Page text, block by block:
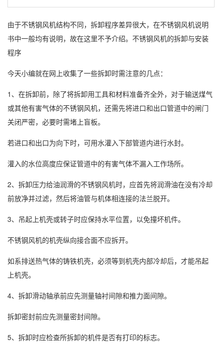
由于不锈钢风机结构不同，拆卸程序差异很大，在不锈钢风机说明
书中一般均有说明，故在这里不予介绍。不锈钢风机的拆卸与安装
程序
今天小编就在网上收集了一些拆卸时需注意的几点：
1、在拆卸前，除了将拆卸用工具和材料准备齐全外，对于输送煤气
或其他有害气体的不锈钢风机，还需先将进口和出口管道中的闸门
关闭严密，必要时需堵上盲板。
若进口和出口为向下时，可用水灌入下部管道内进行水封。
灌入的水位高度应保证管道中的有害气体不漏入工作场所。
2、拆卸压力给油润滑的不锈钢风机时，应首先将润滑油在没有冷却
前放净并过滤，然后将油管与机体相连接的法兰脱开。
3、吊起上机壳或转子时应保持水平位置，以免撞坏机件。
不锈钢风机的机壳纵向接合面不应拆开。
如系排送热气体的铸铁机壳，必须等到机壳内部冷却后，才能吊起
上机壳。
4、拆卸滑动轴承前应先测量轴衬间隙和推力面间隙。
拆卸密封前应先测量密封间隙。
5、拆卸时应检查所拆卸的机件是否有打印的标志。